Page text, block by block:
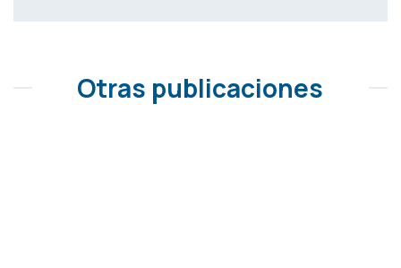
Otras publicaciones